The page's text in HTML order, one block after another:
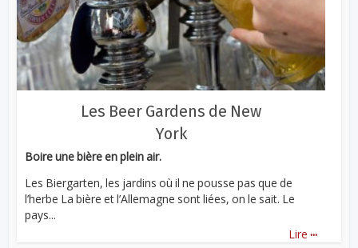
Les Beer Gardens de New
York
Boire une bière en plein air.
Les Biergarten, les jardins où il ne pousse pas que de
l’herbe La bière et l’Allemagne sont liées, on le sait. Le
pays...
Lire ...